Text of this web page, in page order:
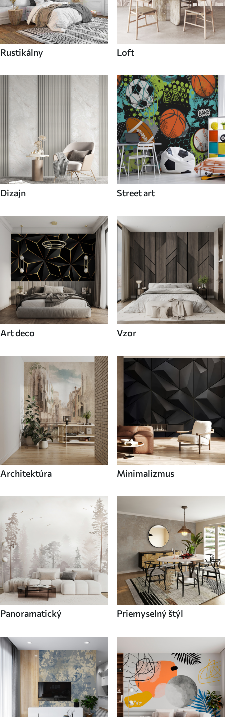
Rustikálny Loft
Dizajn Street art
Art deco Vzor
Architektúra Minimalizmus
Panoramatický Priemyselný štýl